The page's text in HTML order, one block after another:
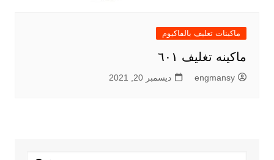
ماكينات تغليف بالفاكيوم
ماكينه تغليف ٦٠١
engmansy ديسمبر 20, 2021